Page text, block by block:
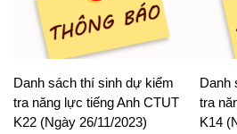
Danh sách thí sinh dự kiểm
tra năng lực tiếng Anh CTUT
K22 (Ngày 26/11/2023)
Danh
tra
K14